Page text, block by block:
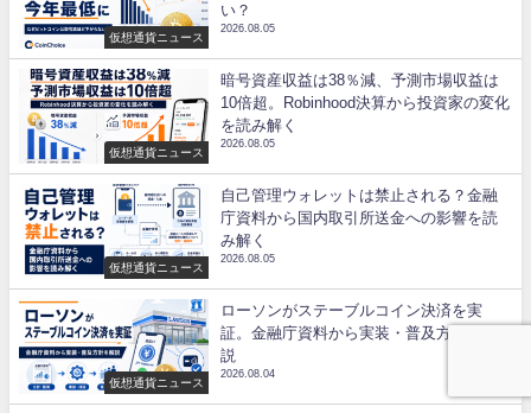
仮想通貨ニュース
い？
2026.08.05
仮想通貨ニュース
暗号資産収益は38％減、予測市場収益は
10倍超。Robinhood決算から投資家の変化
を読み解く
2026.08.05
仮想通貨ニュース
自己管理ウォレットは禁止される？金融
庁資料から国内取引所送金への影響を読
み解く
2026.08.05
仮想通貨ニュース
ローソンがステーブルコイン決済を実
証。金融庁資料から実装・普及方針を解
説
2026.08.04